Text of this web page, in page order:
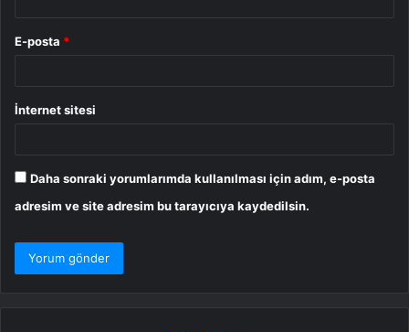
E-posta *
İnternet sitesi
Daha sonraki yorumlarımda kullanılması için adım, e-posta
adresim ve site adresim bu tarayıcıya kaydedilsin.